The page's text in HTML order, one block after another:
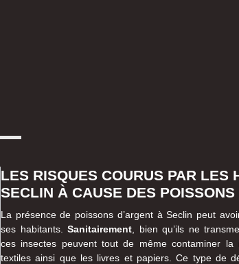
LES RISQUES COURUS PAR LES
SECLIN À CAUSE DES
La présence de poissons d’argent à Seclin peut
ses habitants. Sanitairement , bien qu’ils ne
ces insectes peuvent tout de même contaminer la
textiles ainsi que les livres et papiers. Ce type de